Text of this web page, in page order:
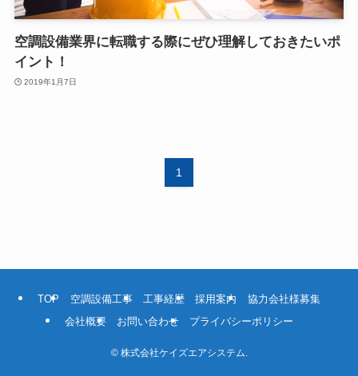
空調設備業界に転職する際にぜひ理解しておきたいポ
イント！
2019年1月7日
1
TOP 空調設備工事 工事経歴 採用案内
協力会社様募集
会社概要
お問い合わせ プライバシーポリシー
©株式会社ケイズエアシステム.